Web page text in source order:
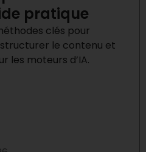
pratique
clés pour
le contenu et
les moteurs d’IA.